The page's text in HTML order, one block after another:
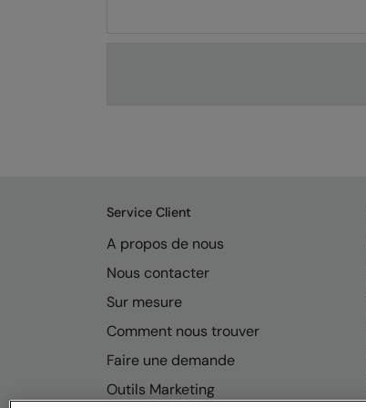
Service Client
A propos de nous
Nous contacter
Sur mesure
Comment nous trouver
Faire une demande
Outils Marketing